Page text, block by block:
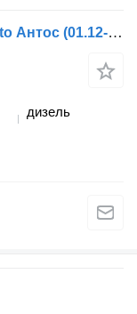
Автономный обогреватель Webasto Антос (01.12-) 9023893E для грузовика Mercedes-Benz Actros MP4 Antos Arocs (2012-)
дизель